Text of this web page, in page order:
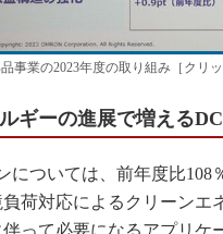
事業の2023年度の取り組み［クリ
ギーの進展で増える
ついては、前年度比108
荷対応によるクリーンエ
って必要になるアプリ